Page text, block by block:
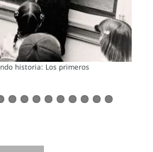
historia: Los primeros